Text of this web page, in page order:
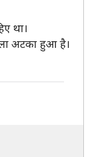
था।
अटका हुआ है।